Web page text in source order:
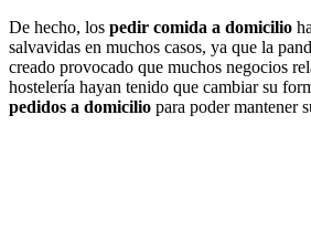
De hecho, los pedir comida a domicilio
salvavidas en muchos casos, ya que la
creado provocado que muchos negocios
hostelería hayan tenido que cambiar su
pedidos a domicilio para poder mantener